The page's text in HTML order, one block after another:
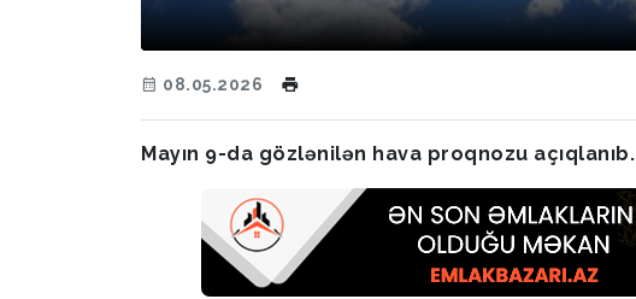
08.05.2026
Mayın 9-da gözlənilən hava proqnozu açıqlanıb.